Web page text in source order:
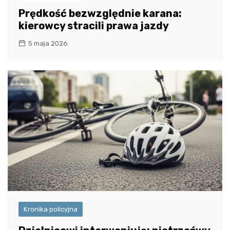
Prędkość bezwzględnie karana:
kierowcy stracili prawa jazdy
5 maja 2026
Kronika policyjna